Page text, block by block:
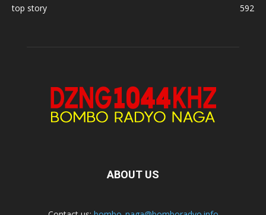
top story
592
ABOUT US